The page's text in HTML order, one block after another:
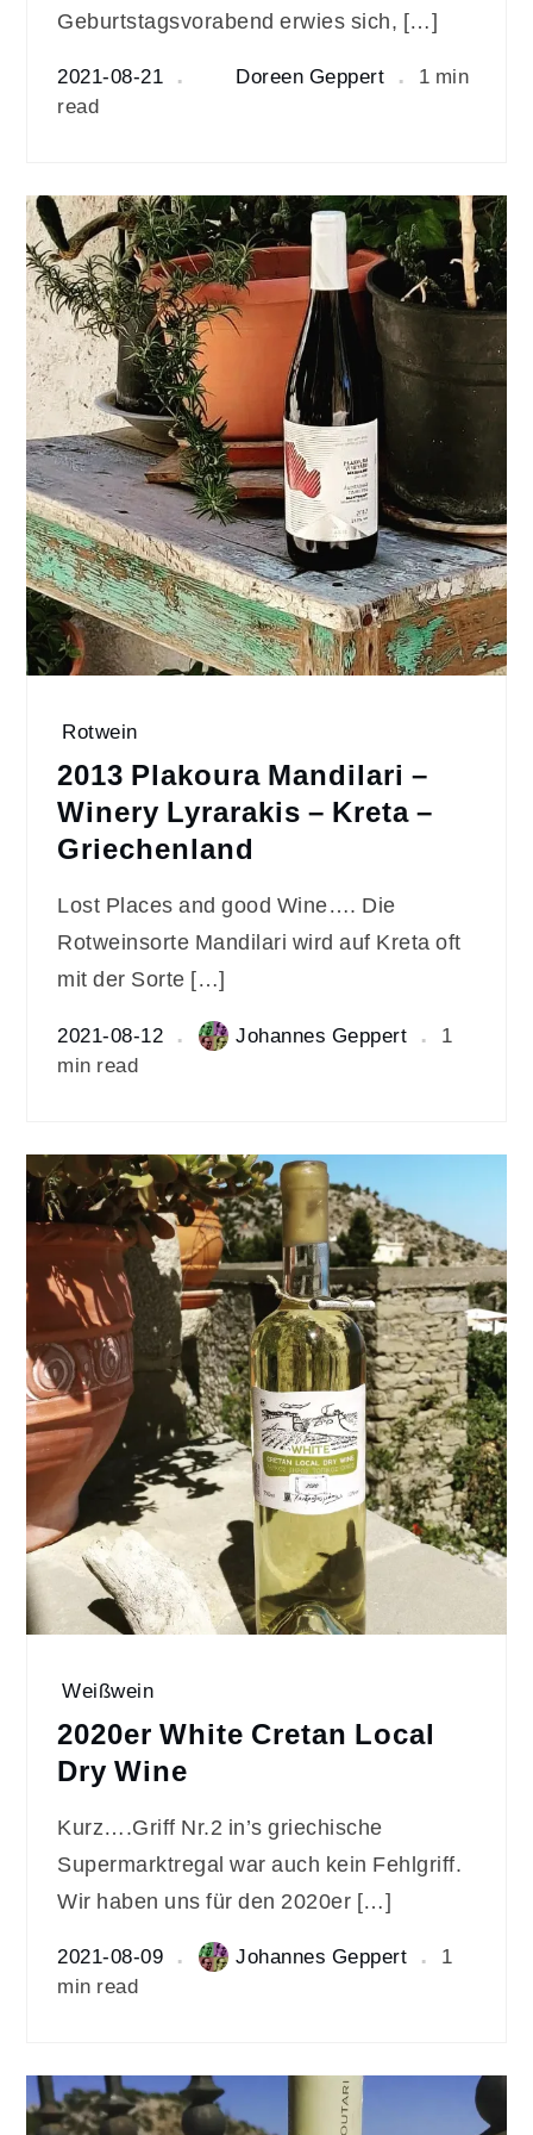
Geburtstagsvorabend erwies sich, […]
2021-08-21 Doreen Geppert
1 min
read
Rotwein
2013 Plakoura Mandilari –
Winery Lyrarakis – Kreta –
Griechenland
Lost Places and good Wine…. Die
Rotweinsorte Mandilari wird auf Kreta oft
mit der Sorte […]
2021-08-12 Johannes Geppert
1
min read
Weißwein
2020er White Cretan Local
Dry Wine
Kurz….Griff Nr.2 in’s griechische
Supermarktregal war auch kein Fehlgriff.
Wir haben uns für den 2020er […]
2021-08-09 Johannes Geppert
1
min read